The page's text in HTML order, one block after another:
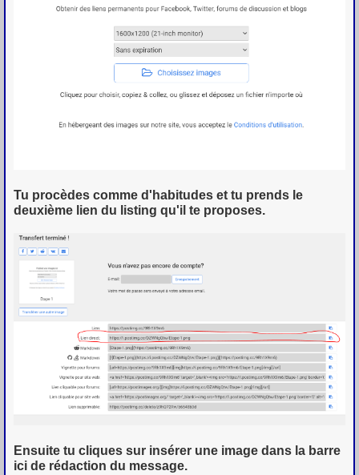
Tu procèdes comme d'habitudes et tu prends le
deuxième lien du listing qu'il te proposes.
Ensuite tu cliques sur insérer une image dans la barre
ici de rédaction du message.